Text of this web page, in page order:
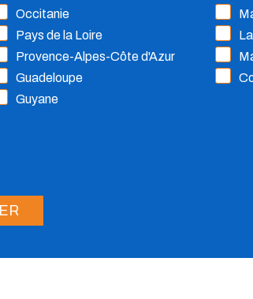
Occitanie
Pays de la Loire
Provence-Alpes-Côte d'Azur
Guadeloupe
Guyane